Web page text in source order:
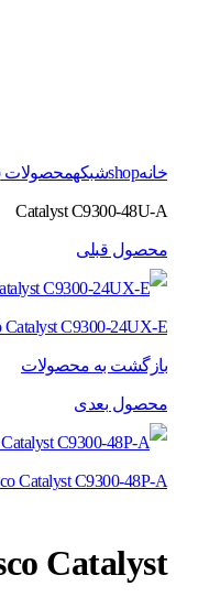
خانهshopشبکهمحصولات Cisco
Catalyst C9300-48U-A
محصول قبلی
Catalyst C9300-24UX-E
بازگشت به محصولات
محصول بعدی
Catalyst C9300-48P-A
Catalyst